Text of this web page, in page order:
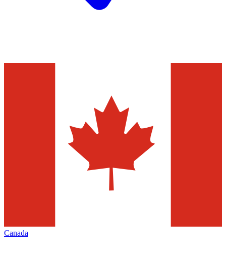
Canada